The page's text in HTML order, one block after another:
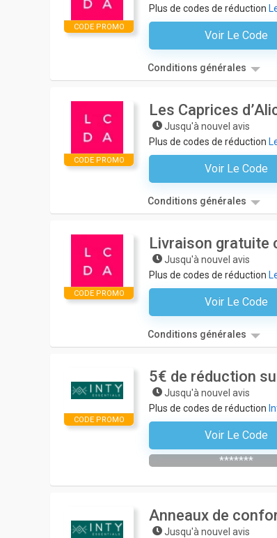
CODE PROMO
Plus de codes de réduction
Voir Le Code
Aucun Code N'est
Conditions générales
CODE PROMO
Les Caprices
Jusqu'à nouvel avis
Plus de codes de réduction
Voir Le Code
Aucun Code N'est
Conditions générales
CODE PROMO
Livraison gratuite
Jusqu'à nouvel avis
Plus de codes de réduction
Voir Le Code
Aucun Code N'est
Conditions générales
CODE PROMO
5€ de réduction
Jusqu'à nouvel avis
Plus de codes de réduction
Voir Le Code
S'abonner À La
*******
Anneaux de
Jusqu'à nouvel avis